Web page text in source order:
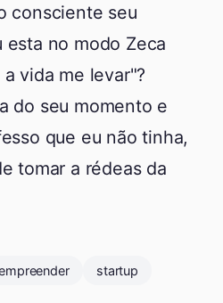
consciente seu
esta no modo Zeca
vida me levar"?
do seu momento e
que eu não tinha,
tomar a rédeas da
startup